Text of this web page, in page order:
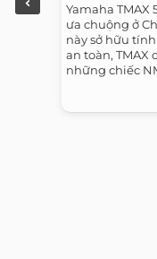
Yamaha TMAX
ưa chuộng ở
này sở hữu
an toàn, TMAX
những chiếc